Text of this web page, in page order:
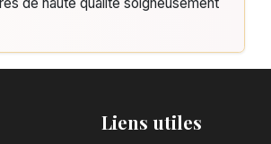
Liens utiles